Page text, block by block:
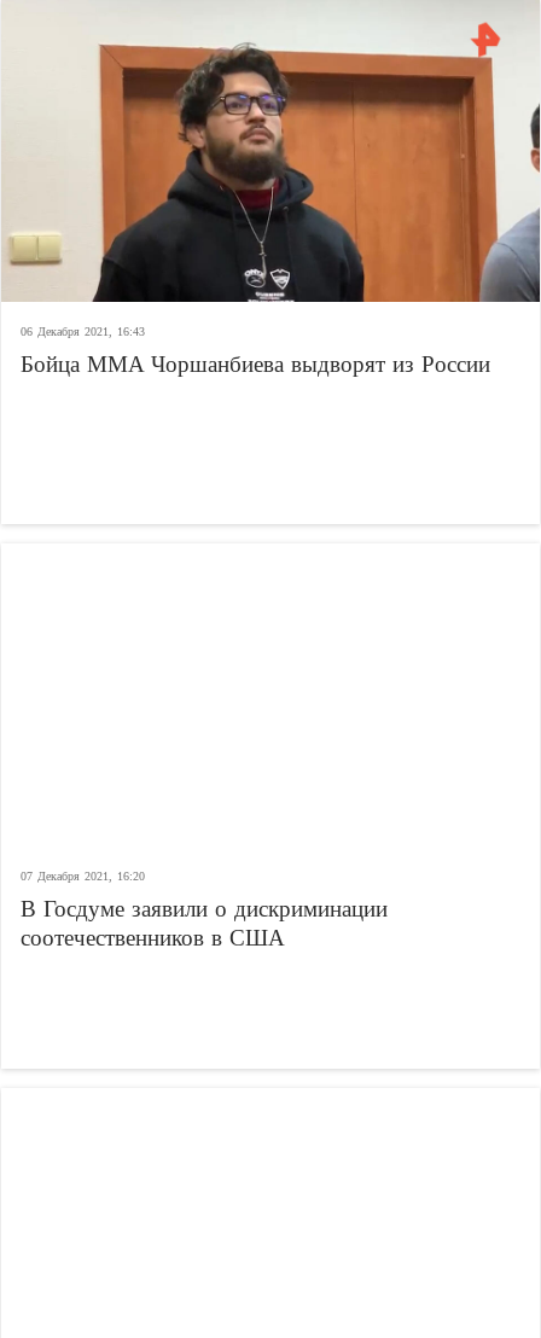
06 Декабря 2021, 16:43
Бойца MMA Чоршанбиева выдворят из России
07 Декабря 2021, 16:20
В Госдуме заявили о дискриминации
соотечественников в США